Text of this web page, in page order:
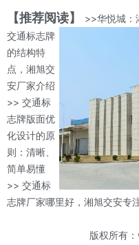
【推荐阅读】 >>华悦城：
交通标志牌
的结构特
点，湘旭交
安厂家介绍
>> 交通标
志牌版面优
化设计的原
则：清晰、
简单易懂
>> 交通标
志牌厂家哪里好，湘旭交安专
版权所有